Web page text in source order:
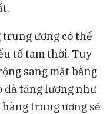
trung ương có thể
tố tạm thời. Tuy
sang mặt bằng
đà tăng lương như
trung ương sẽ